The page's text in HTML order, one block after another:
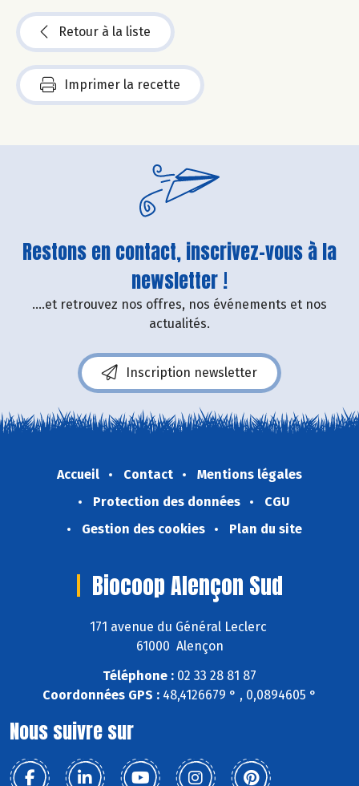
Retour à la liste
Imprimer la recette
Restons en contact, inscrivez-vous à la
newsletter !
....et retrouvez nos offres, nos événements et nos
actualités.
Inscription newsletter
Accueil Contact
Mentions légales
Protection des données
CGU
Gestion des cookies
Plan du site
Biocoop Alençon Sud
171 avenue du Général Leclerc
61000 Alençon
Téléphone : 02 33 28 81 87
Coordonnées GPS : 48,4126679 ° , 0,0894605 °
Nous suivre sur